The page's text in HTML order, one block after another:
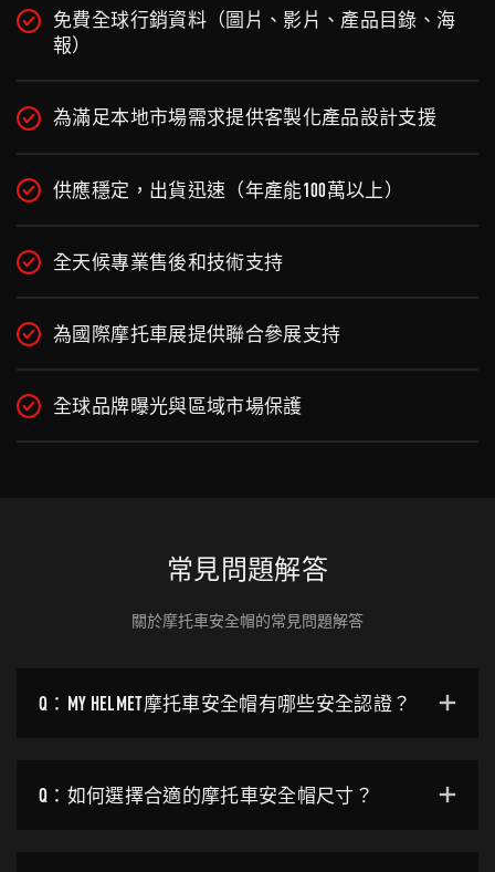
免費全球行銷資料（圖片、影片、產品目錄、海
報）
為滿足本地市場需求提供客製化產品設計支援
供應穩定，出貨迅速（年產能100萬以上）
全天候專業售後和技術支持
為國際摩托車展提供聯合參展支持
全球品牌曝光與區域市場保護
常見問題解答
關於摩托車安全帽的常見問題解答
Q：MY HELMET摩托車安全帽有哪些安全認證？
Q：如何選擇合適的摩托車安全帽尺寸？